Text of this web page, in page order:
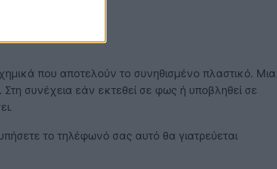
που αποτελούν το συνηθισμένο πλαστικό. Μια
συνέχεια εάν εκτεθεί σε φως ή υποβληθεί σε
το τηλέφωνό σας αυτό θα γιατρεύεται